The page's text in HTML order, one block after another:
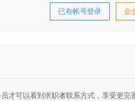
已有帐号登录 企
才可以看到求职者联系方式，享受更完